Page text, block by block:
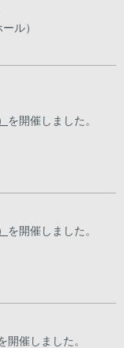
ル）
を開催しました。
を開催しました。
開催しました。